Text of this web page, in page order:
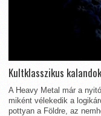
Kultklasszikus
A Heavy Metal már a
miként vélekedik a
pottyan a Földre, az